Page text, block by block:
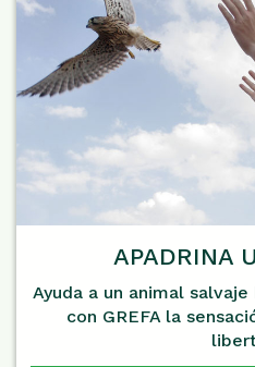
APADRINA
Ayuda a un animal
con GREFA la